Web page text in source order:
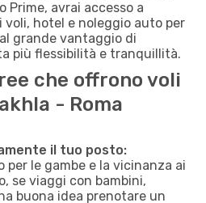
Prime, avrai accesso a
voli, hotel e noleggio auto per
grande vantaggio di
più flessibilità e tranquillità.
che offrono voli
- Roma
il tuo posto:
per le gambe e la vicinanza ai
se viaggi con bambini,
buona idea prenotare un